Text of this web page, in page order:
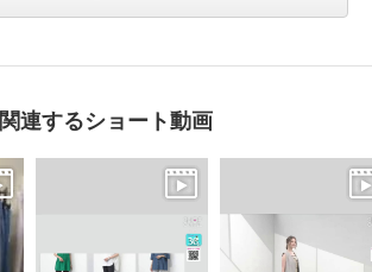
関連するショート動画